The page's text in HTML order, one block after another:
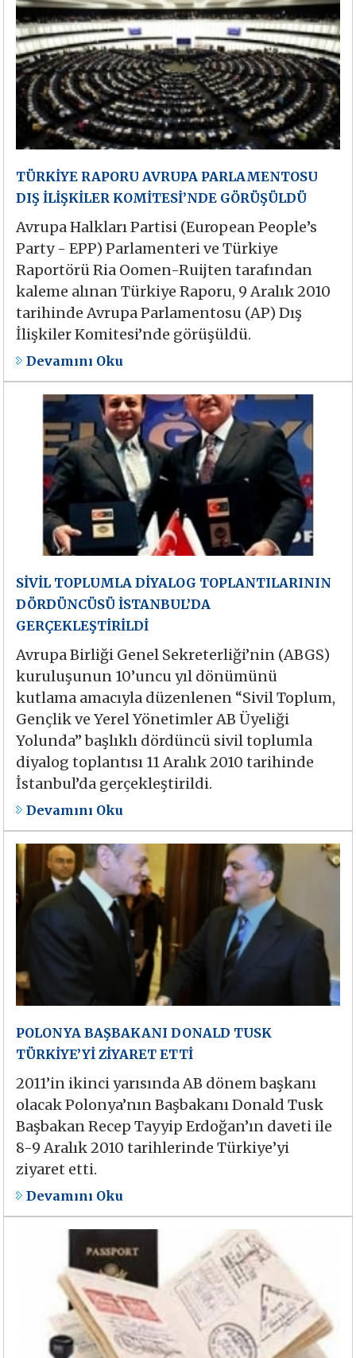
TÜRKİYE RAPORU AVRUPA PARLAMENTOSU
DIŞ İLİŞKİLER KOMİTESİ’NDE GÖRÜŞÜLDÜ
Avrupa Halkları Partisi (European People’s
Party - EPP) Parlamenteri ve Türkiye
Raportörü Ria Oomen-Ruijten tarafından
kaleme alınan Türkiye Raporu, 9 Aralık 2010
tarihinde Avrupa Parlamentosu (AP) Dış
İlişkiler Komitesi’nde görüşüldü.
Devamını Oku
SİVİL TOPLUMLA DİYALOG TOPLANTILARININ
DÖRDÜNCÜSÜ İSTANBUL’DA
GERÇEKLEŞTİRİLDİ
Avrupa Birliği Genel Sekreterliği’nin (ABGS)
kuruluşunun 10’uncu yıl dönümünü
kutlama amacıyla düzenlenen “Sivil Toplum,
Gençlik ve Yerel Yönetimler AB Üyeliği
Yolunda” başlıklı dördüncü sivil toplumla
diyalog toplantısı 11 Aralık 2010 tarihinde
İstanbul’da gerçekleştirildi.
Devamını Oku
POLONYA BAŞBAKANI DONALD TUSK
TÜRKİYE’Yİ ZİYARET ETTİ
2011’in ikinci yarısında AB dönem başkanı
olacak Polonya’nın Başbakanı Donald Tusk
Başbakan Recep Tayyip Erdoğan’ın daveti ile
8-9 Aralık 2010 tarihlerinde Türkiye’yi
ziyaret etti.
Devamını Oku